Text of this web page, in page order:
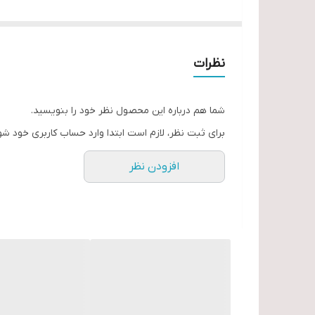
مارک اکشن تایوان
نظرات
شما هم درباره این محصول نظر خود را بنویسید.
برای ثبت نظر، لازم است ابتدا وارد حساب کاربری خود
افزودن نظر